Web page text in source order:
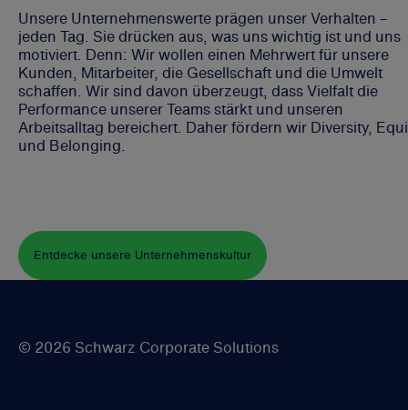
Unsere Unternehmenswerte prägen unser Verhalten –
jeden Tag. Sie drücken aus, was uns wichtig ist und uns
motiviert. Denn: Wir wollen einen Mehrwert für unsere
Kunden, Mitarbeiter, die Gesellschaft und die Umwelt
schaffen. Wir sind davon überzeugt, dass Vielfalt die
Performance unserer Teams stärkt und unseren
Arbeitsalltag bereichert. Daher fördern wir Diversity,
und Belonging.
Entdecke unsere Unternehmenskultur
© 2026 Schwarz Corporate Solutions